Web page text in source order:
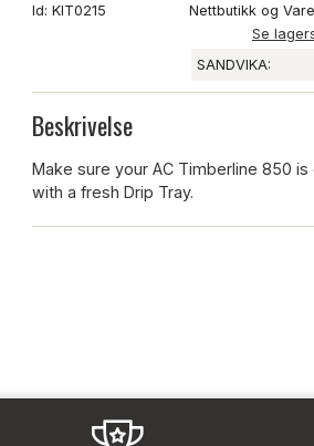
Id: KIT0215 Nettbutikk og
Se
SANDVIKA:
Beskrivelse
Make sure your AC Timberline 850
with a fresh Drip Tray.